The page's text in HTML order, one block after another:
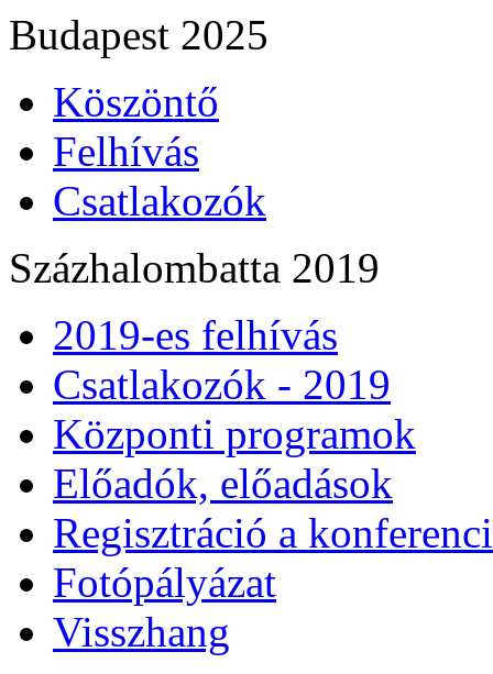
Budapest 2025
Köszöntő
Felhívás
Csatlakozók
Százhalombatta 2019
2019-es felhívás
Csatlakozók - 2019
Központi programok
Előadók, előadások
Regisztráció a
Fotópályázat
Visszhang